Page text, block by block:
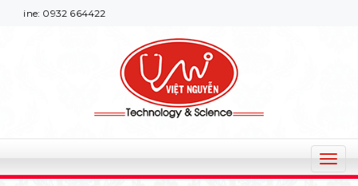
664422
T
o